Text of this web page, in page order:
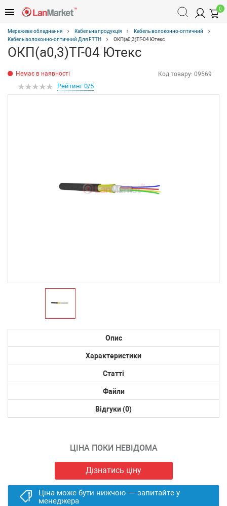
0
Мережеве обладнання Кабельна продукція
Кабель волоконно-оптичний
Кабель волоконно-оптичний Для FTTH
ОКП(а0,3)ТГ-04 Ютекс
ОКП(а0,3)ТГ-04 Ютекс
Немає в наявності Код товару: 09569
Рейтинг 0/5
Опис
Характеристики
Статті
Файли
Відгуки (0)
ЦІНА ПОКИ НЕВІДОМА
Дізнатись ціну
Ціна може бути нижчою — запитайте у
менеджера